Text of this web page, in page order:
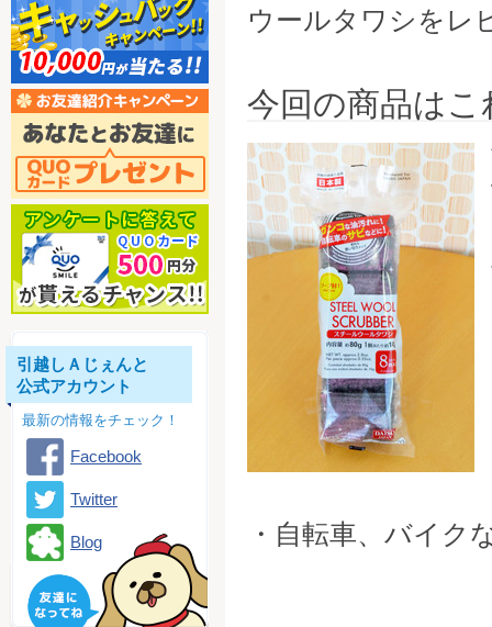
ウールタワシをレ
今回の商品はこ
・自転車、バイク
引越しＡじぇんと
公式アカウント
最新の情報をチェック！
Facebook
Twitter
Blog